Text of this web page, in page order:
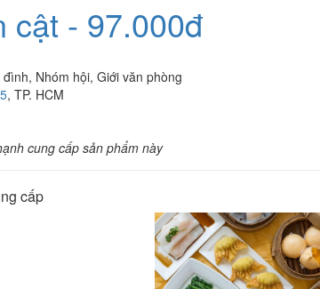
cật - 97.000đ
đình, Nhóm hội, Giới văn phòng
, TP. HCM
cung cấp sản phẩm này
cấp